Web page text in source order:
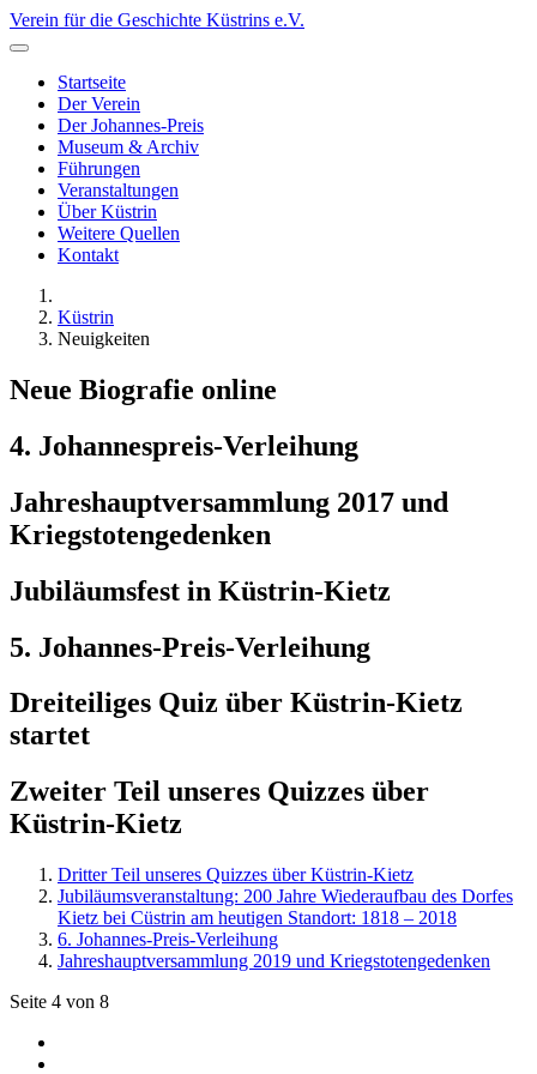
Verein für die Geschichte Küstrins e.V.
Startseite
Der Verein
Der Johannes-Preis
Museum & Archiv
Führungen
Veranstaltungen
Über Küstrin
Weitere Quellen
Kontakt
Küstrin
Neuigkeiten
Neue Biografie online
4. Johannespreis-Verleihung
Jahreshauptversammlung 2017 und
Kriegstotengedenken
Jubiläumsfest in Küstrin-Kietz
5. Johannes-Preis-Verleihung
Dreiteiliges Quiz über Küstrin-Kietz
startet
Zweiter Teil unseres Quizzes über
Küstrin-Kietz
Dritter Teil unseres Quizzes über Küstrin-Kietz
Jubiläumsveranstaltung: 200 Jahre Wiederaufbau des Dorfes
Kietz bei Cüstrin am heutigen Standort: 1818 – 2018
6. Johannes-Preis-Verleihung
Jahreshauptversammlung 2019 und Kriegstotengedenken
Seite 4 von 8